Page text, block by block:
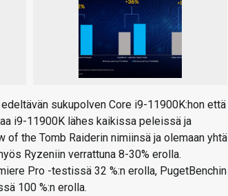
sukupolven Core i9-11900K:hon että
i9-11900K lähes kaikissa peleissä ja
of the Tomb Raiderin nimiinsä ja olemaan yhtä
Ryzeniin verrattuna 8-30% erolla.
Pro -testissä 32 %:n erolla, PugetBenchin
100 %:n erolla.